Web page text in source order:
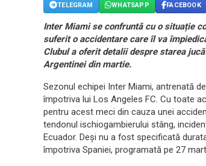
TELEGRAM WHATSAPP FACEBOOK
Inter Miami se confruntă cu o situație
suferit o accidentare care îl va
Clubul a oferit detalii despre starea
Argentinei din martie.
Sezonul echipei Inter Miami, antrenată
împotriva lui Los Angeles FC. Cu toate
pentru acest meci din cauza unei
tendonul ischiogambierului stâng,
Ecuador. Deși nu a fost specificată
împotriva Spaniei, programată pe 27